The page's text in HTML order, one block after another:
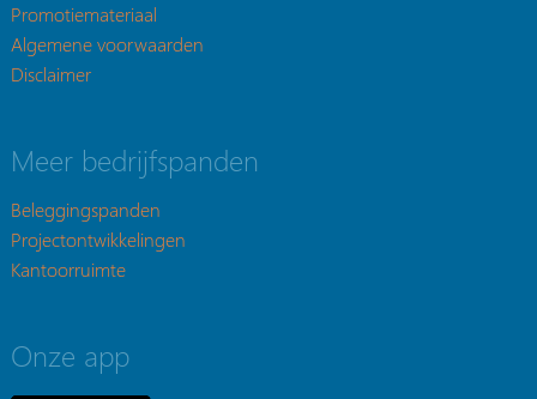
Promotiemateriaal
Algemene voorwaarden
Disclaimer
Meer bedrijfspanden
Beleggingspanden
Projectontwikkelingen
Kantoorruimte
Onze app